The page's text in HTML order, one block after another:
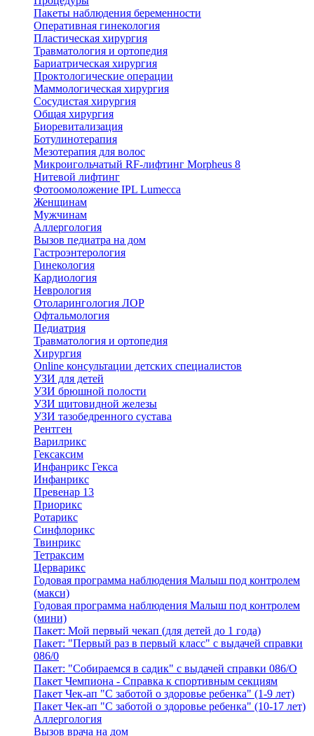
Пакеты наблюдения беременности
Оперативная гинекология
Пластическая хирургия
Травматология и ортопедия
Бариатрическая хирургия
Проктологические операции
Маммологическая хирургия
Сосудистая хирургия
Общая хирургия
Биоревитализация
Ботулинотерапия
Мезотерапия для волос
Микроигольчатый RF-лифтинг Morpheus 8
Нитевой лифтинг
Фотоомоложение IPL Lumecca
Женщинам
Мужчинам
Аллергология
Вызов педиатра на дом
Гастроэнтерология
Гинекология
Кардиология
Неврология
Отоларингология ЛОР
Офтальмология
Педиатрия
Травматология и ортопедия
Хирургия
Online консультации детских специалистов
УЗИ для детей
УЗИ брюшной полости
УЗИ щитовидной железы
УЗИ тазобедренного сустава
Рентген
Варилрикс
Гексаксим
Инфанрикс Гекса
Инфанрикс
Превенар 13
Приорикс
Ротарикс
Синфлорикс
Твинрикс
Тетраксим
Церварикс
Годовая программа наблюдения Малыш под контролем
(макси)
Годовая программа наблюдения Малыш под контролем
(мини)
Пакет: Мой первый чекап (для детей до 1 года)
Пакет: "Первый раз в первый класс" с выдачей справки
086/0
Пакет: "Собираемся в садик" с выдачей справки 086/О
Пакет Чемпиона - Справка к спортивным секциям
Пакет Чек-ап "С заботой о здоровье ребенка" (1-9 лет)
Пакет Чек-ап "С заботой о здоровье ребенка" (10-17 лет)
Аллергология
Вызов врача на дом